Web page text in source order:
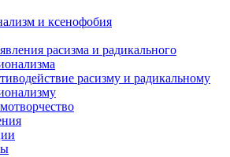
и ксенофобия
расизма и радикального
расизму и радикальному